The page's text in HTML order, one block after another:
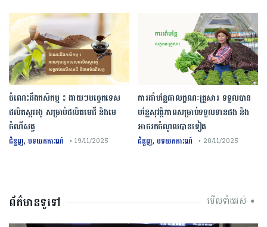
ការដាំបន្លែជាលក្ខណៈគ្រួសារ ទទួលបាន
បន្លែសុវត្ថិភាពសម្រាប់ទទួលទានផង និង
អាចរកចំណូលបានទៀត
ជំនួញ,បទយកការណ៍ • 20/11/2025
ចំណេះដឹងកសិកម្ម ៖ ងាយៗបច្ចេកទេស
ផលិតស្កររងូ សម្រាប់ផលិតមេជី និងមេ
ចំណីសត្វ
ជំនួញ,បទយកការណ៍ • 19/11/2025
ព័ត៌មានទូទៅ មើលទាំងអស់ ➧